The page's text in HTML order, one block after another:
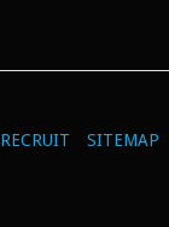
RECRUIT SITEMAP